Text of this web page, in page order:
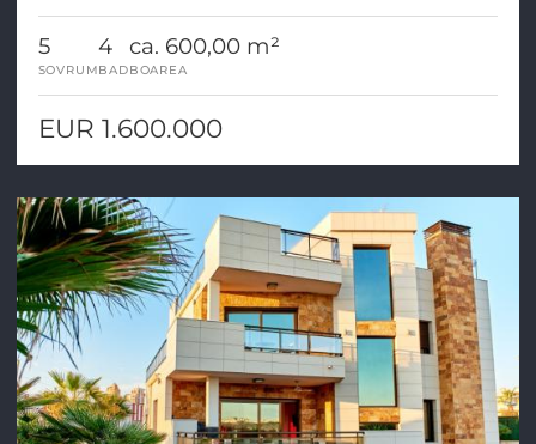
5
SOVRUM
4
BAD
ca. 600,00 m²
BOAREA
EUR 1.600.000